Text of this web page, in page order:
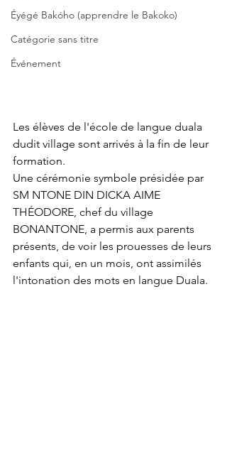
Éyégé Bakóho (apprendre le Bakoko)
Catégorie sans titre
Événement
Les élèves de l'école de langue duala
dudit village sont arrivés à la fin de leur
formation.
Une cérémonie symbole présidée par
SM NTONE DIN DICKA AIME
THÉODORE, chef du village
BONANTONE, a permis aux parents
présents, de voir les prouesses de leurs
enfants qui, en un mois, ont assimilés
l'intonation des mots en langue Duala.